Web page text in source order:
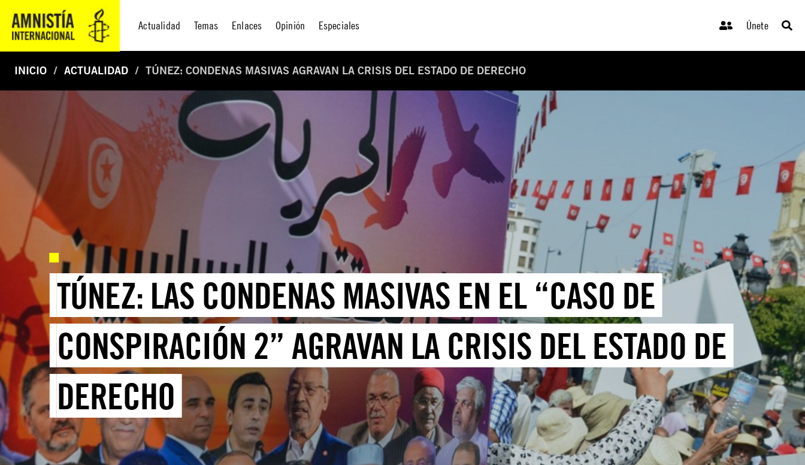
Actualidad Temas Enlaces Opinión Especiales Únete
INICIO ACTUALIDAD TÚNEZ: CONDENAS MASIVAS AGRAVAN LA CRISIS DEL ESTADO DE DERECHO
TÚNEZ: LAS CONDENAS MASIVAS EN EL “CASO DE
CONSPIRACIÓN 2” AGRAVAN LA CRISIS DEL ESTADO DE
DERECHO